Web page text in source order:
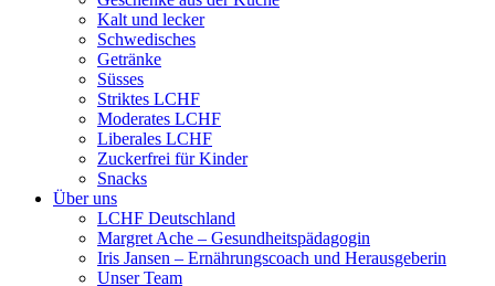
Kalt und lecker
Schwedisches
Getränke
Süsses
Striktes LCHF
Moderates LCHF
Liberales LCHF
Zuckerfrei für Kinder
Snacks
Über uns
LCHF Deutschland
Margret Ache – Gesundheitspädagogin
Iris Jansen – Ernährungscoach und Herausgeberin
Unser Team